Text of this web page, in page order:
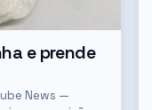
e prende
News —